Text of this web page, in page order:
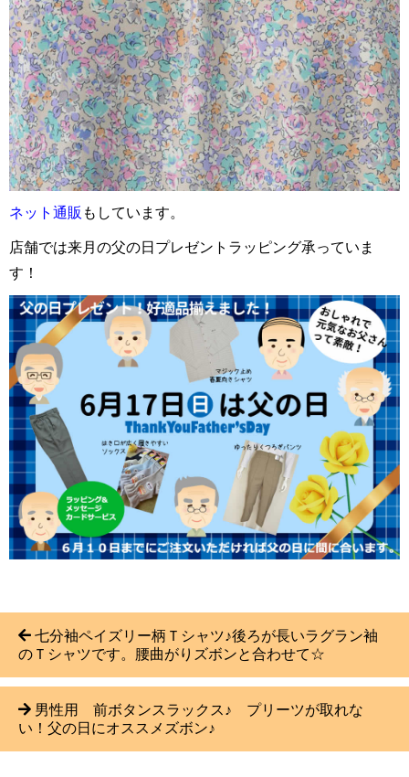
ネット通販 もしています。
店舗では来月の父の日プレゼントラッピング承っていま
す！
七分袖ペイズリー柄Ｔシャツ♪後ろが長いラグラン袖
のＴシャツです。腰曲がりズボンと合わせて☆
男性用 前ボタンスラックス♪ プリーツが取れな
い！父の日にオススメズボン♪